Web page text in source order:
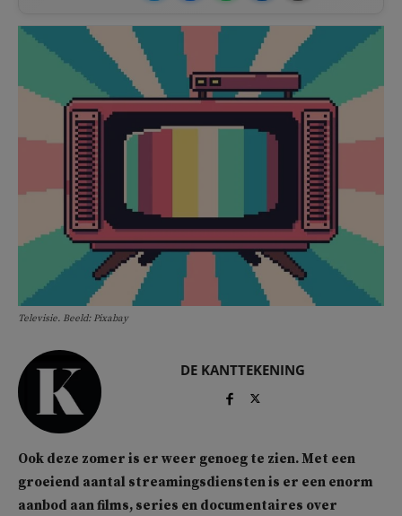
Televisie. Beeld: Pixabay
DE KANTTEKENING
Ook deze zomer is er weer genoeg te zien. Met een
groeiend aantal streamingsdiensten is er een enorm
aanbod aan films, series en documentaires over